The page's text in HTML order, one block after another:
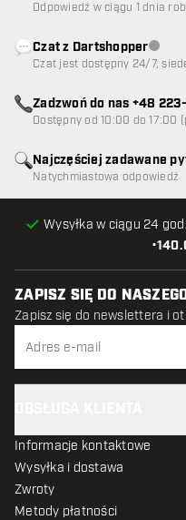
•
Wysyłka w ciągu 24
Najczęściej zadawane
Natychmiastowa odpowiedź
Odpowiedź w ciągu 1 dnia
Czat z Dartshopper
Czat jest dostępny 24/7,
Zadzwoń do nas +48
Dostępny od 10:00 do 17:00
ZAPISZ SIĘ DO
Zapisz się do newslettera i
Informacje kontaktowe
Wysyłka i dostawa
Zwroty
Metody płatności